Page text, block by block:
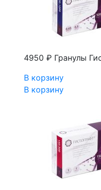
4950 ₽ Гранулы
В корзину
В корзину